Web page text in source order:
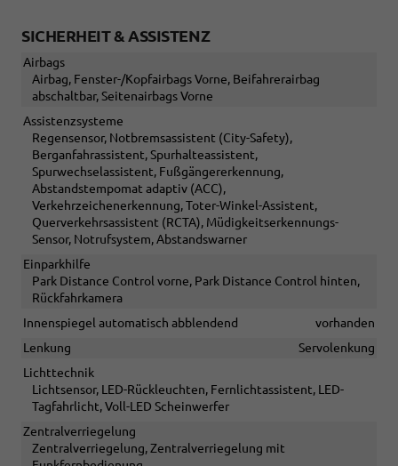
SICHERHEIT & ASSISTENZ
Airbags
Airbag, Fenster-/Kopfairbags Vorne, Beifahrerairbag
abschaltbar, Seitenairbags Vorne
Assistenzsysteme
Regensensor, Notbremsassistent (City-Safety),
Berganfahrassistent, Spurhalteassistent,
Spurwechselassistent, Fußgängererkennung,
Abstandstempomat adaptiv (ACC),
Verkehrzeichenerkennung, Toter-Winkel-Assistent,
Querverkehrsassistent (RCTA), Müdigkeitserkennungs-
Sensor, Notrufsystem, Abstandswarner
Einparkhilfe
Park Distance Control vorne, Park Distance Control hinten,
Rückfahrkamera
Innenspiegel automatisch abblendend
vorhanden
Lenkung
Servolenkung
Lichttechnik
Lichtsensor, LED-Rückleuchten, Fernlichtassistent, LED-
Tagfahrlicht, Voll-LED Scheinwerfer
Zentralverriegelung
Zentralverriegelung, Zentralverriegelung mit